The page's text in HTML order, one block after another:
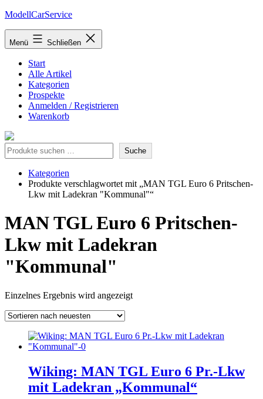
Zum
springen
ModellCarService
Menü Schließen
Start
Alle Artikel
Kategorien
Prospekte
Anmelden / Registrieren
Warenkorb
Suche Suche
Kategorien
Produkte verschlagwortet mit „MAN TGL Euro 6 Pritschen-
Lkw mit Ladekran "Kommunal"“
MAN TGL Euro 6 Pritschen-
Lkw mit Ladekran
"Kommunal"
Einzelnes Ergebnis wird angezeigt
Wiking: MAN TGL Euro 6 Pr.-Lkw
mit Ladekran „Kommunal“